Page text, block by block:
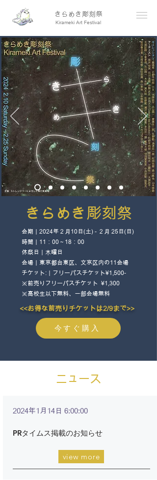
きらめき彫刻祭
​Kirameki Art Festival
きらめき彫刻祭
会期｜2024年２月10日(土) - ２月 25日(日)
時間｜11：00～18：00
休祭日｜木曜日
会場｜東京都台東区、文京区内の11会場
チケット:｜フリーパスチケット¥1,500-
​※前売りフリーパスチケット ¥1,300
※高校生以下無料、 一部会場無料
<<お得な前売りチケットは2/9まで>>
今すぐ購入
ニュース
2024年1月14日 6:00:00
PRタイムス掲載のお知らせ
view more